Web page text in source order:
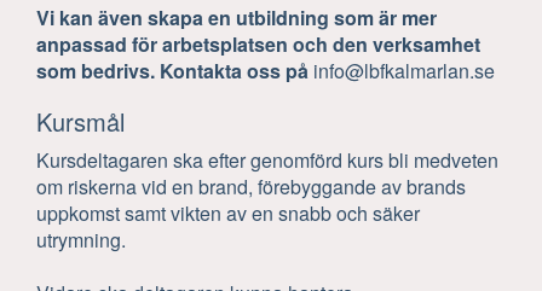
Vi kan även skapa en utbildning som är mer
anpassad för arbetsplatsen och den verksamhet
som bedrivs. Kontakta oss på info@lbfkalmarlan.se
Kursmål
Kursdeltagaren ska efter genomförd kurs bli medveten
om riskerna vid en brand, förebyggande av brands
uppkomst samt vikten av en snabb och säker
utrymning.